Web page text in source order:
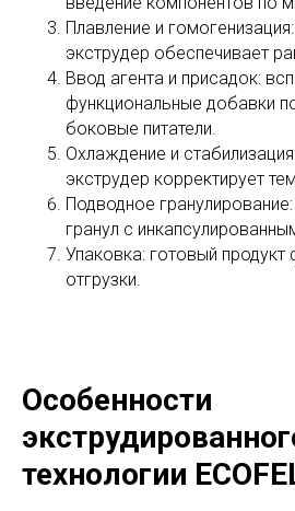
Плавление и
экструдер обеспечивает
Ввод агента и присадок:
функциональные добавки
боковые питатели.
Охлаждение и
экструдер корректирует
Подводное
гранул с
Упаковка: готовый продукт
отгрузки.
Особенности
технологии